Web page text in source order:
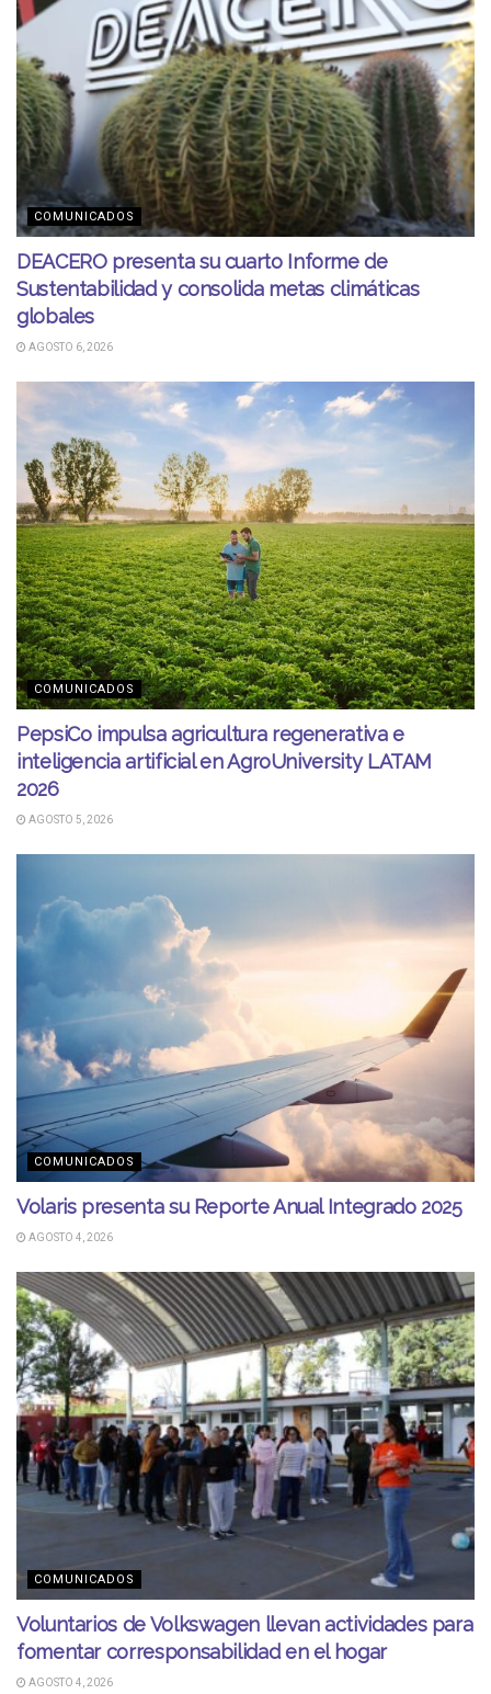
COMUNICADOS
DEACERO presenta su cuarto Informe de
Sustentabilidad y consolida metas climáticas
globales
AGOSTO 6, 2026
COMUNICADOS
PepsiCo impulsa agricultura regenerativa e
inteligencia artificial en AgroUniversity LATAM
2026
AGOSTO 5, 2026
COMUNICADOS
Volaris presenta su Reporte Anual Integrado 2025
AGOSTO 4, 2026
COMUNICADOS
Voluntarios de Volkswagen llevan actividades para
fomentar corresponsabilidad en el hogar
AGOSTO 4, 2026